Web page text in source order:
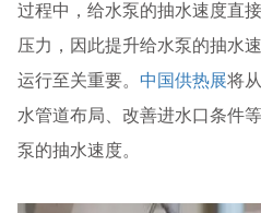
过程中，给水泵的抽水速度直
压力，因此提升给水泵的抽水
运行至关重要。 中国供热展将
水管道布局、改善进水口条件
泵的抽水速度。